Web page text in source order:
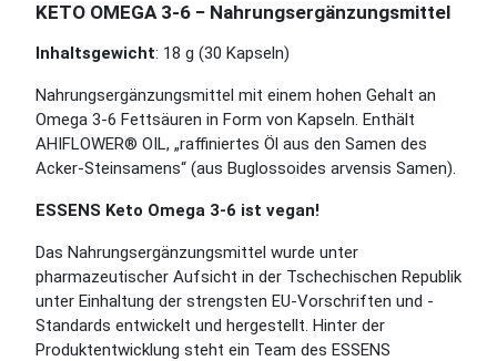
KETO OMEGA 3-6 − Nahrungsergänzungsmittel
Inhaltsgewicht: 18 g (30 Kapseln)
Nahrungsergänzungsmittel mit einem hohen Gehalt an
Omega 3-6 Fettsäuren in Form von Kapseln. Enthält
AHIFLOWER® OIL, „raffiniertes Öl aus den Samen des
Acker-Steinsamens“ (aus Buglossoides arvensis Samen).
ESSENS Keto Omega 3-6 ist vegan!
Das Nahrungsergänzungsmittel wurde unter
pharmazeutischer Aufsicht in der Tschechischen Republik
unter Einhaltung der strengsten EU-Vorschriften und -
Standards entwickelt und hergestellt. Hinter der
Produktentwicklung steht ein Team des ESSENS